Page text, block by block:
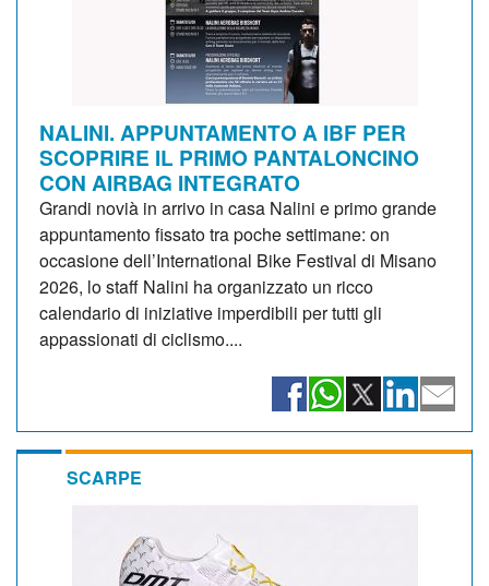
NALINI. APPUNTAMENTO A IBF PER
SCOPRIRE IL PRIMO PANTALONCINO
CON AIRBAG INTEGRATO
Grandi novià in arrivo in casa Nalini e primo grande
appuntamento fissato tra poche settimane: on
occasione dell’International Bike Festival di Misano
2026, lo staff Nalini ha organizzato un ricco
calendario di iniziative imperdibili per tutti gli
appassionati di ciclismo....
SCARPE